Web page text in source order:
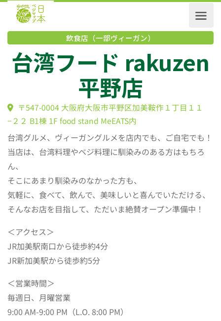
飲食店（一部ヴィーガン）
台湾フード
平野店
〒547-0004 大阪府大阪市平野区加美鞍作１丁目１１
−２２ B1棟 1F food stand MeEATS内
台湾グルメ、ヴィーガングルメを店内でも、ご自宅でも！
当店は、台湾料理やベジ料理に馴染みのある方はもちろ
ん、
そこにあまり馴染みのなかった方も、
気軽に、食べて、飲んで、美味しいと喜んでいただける、
そんなお店を目指して、ただいま絶賛オープン準備中！
＜アクセス＞
JR加美駅南口から徒歩約4分
JR新加美駅から徒歩約5分
＜営業時間＞
毎週日、月曜営業
9:00 AM-9:00 PM（L.O. 8:00 PM）